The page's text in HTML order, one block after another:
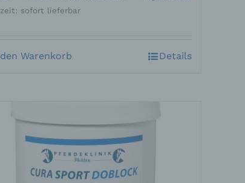
sofort lieferbar
Warenkorb Details